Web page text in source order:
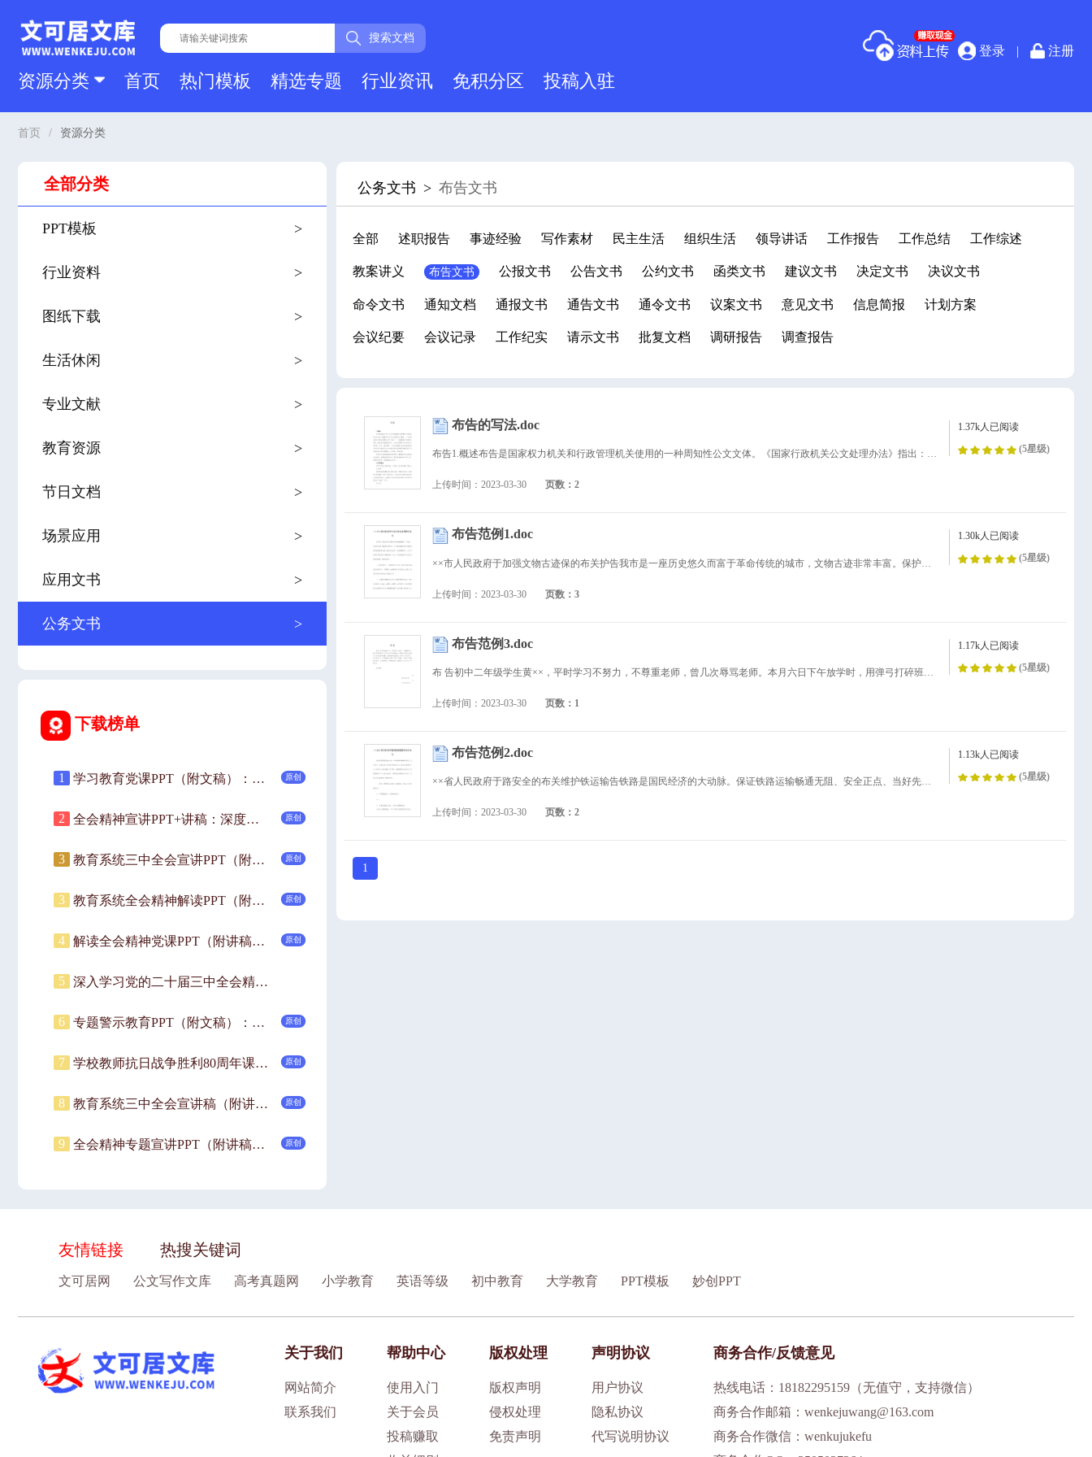
搜索文档
资源分类 首页 热门模板 精选专题 行业资讯 免积分区 投稿入驻
登录 | 注册
首页 / 资源分类
全部分类
PPT模板 >
行业资料 >
图纸下载 >
生活休闲 >
专业文献 >
教育资源 >
节日文档 >
场景应用 >
应用文书 >
公务文书 >
下载榜单
1 学习教育党课PPT（附文稿）：以镜为鉴，锤炼过硬作风，严守廉洁自律底线.pptx 原创
2 全会精神宣讲PPT+讲稿：深度解读党的二十届三中全会精神.pptx 原创
3 教育系统三中全会宣讲PPT（附讲稿）：深入领会二十届三中全会关于教育领域改革的新要求，坚持立德树人，深化教育综合改革.pptx 原创
3 教育系统全会精神解读PPT（附讲稿）：党的二十届三中全会引领下的教育领域改革新动向.pptx 原创
4 解读全会精神党课PPT（附讲稿）：深入学习党的二十届三中全会精神.pptx 原创
5 深入学习党的二十届三中全会精神专题党课ppt（含讲稿）.pptx
6 专题警示教育PPT（附文稿）：警惕违规吃喝小事，以案为鉴筑牢思想防线、严守纪律底线.pptx 原创
7 学校教师抗日战争胜利80周年课件(附文稿)—以史为鉴明志，砥砺青春奋进.pptx 原创
8 教育系统三中全会宣讲稿（附讲稿）：深入领会二十届三中全会关于教育领域改革的新要求，坚持立德树人，深化教育综合改革.pptx 原创
9 全会精神专题宣讲PPT（附讲稿）：深入学习领会党的二十届三中全会精神.pptx 原创
公务文书 > 布告文书
全部 述职报告 事迹经验 写作素材 民主生活 组织生活 领导讲话 工作报告 工作总结 工作综述
教案讲义 布告文书 公报文书 公告文书 公约文书 函类文书 建议文书 决定文书 决议文书
命令文书 通知文档 通报文书 通告文书 通令文书 议案文书 意见文书 信息简报 计划方案
会议纪要 会议记录 工作纪实 请示文书 批复文档 调研报告 调查报告
布告的写法.doc
布告1.概述布告是国家权力机关和行政管理机关使用的一种周知性公文文体。《国家行政机关公文处理办法》指出：公布应当遵守和周知的事项，用布告。这就指明了布告的公开性、强制性和规范性等特点。布告主要用于向人民群众公布政策、法令、重大事件，向群众宣传禁止某些妨害国家安全和公共利益的行为，告知某些需知道和遵守的事项等。布告的内容必须众所周知，人人遵守，违者必究。布告有公安部门的处罚判刑布告、国家机关和行政部门公布政策、法规的布告和为专门事项发布的布告之别。前一种属专用布告，后两种属通用布告。2.写作要点布告文体由三部分构成，即标题、正文和签署（落款）。(1)标题通用布告的标题多由三部分组成，它的发文机关、事由和文种类别（布告）是齐全的；但也有的只写发文机关和文种类别两部分。公安机关的专用布告更多的只在标题中标明文种布告二字。(2)正文布告的正文，因为是公之于众的，所以开头不必写受文机关与个人。直接按发布布告的缘由、布告的具体内容及结束语的顺序行文。缘由的说明一般要简明扼要，深入浅出。布告具体内容的写作一般要分条列出，条理清楚，有话则长，话少则短，不能强求一律。布告正文的结束处一般均应用此布、特此布告或此布从××日起生效之类用语作结，以示其严肃性。3.签署发文机关（盖章）、日期。布告是公之于众，人人须知的公文，所以具体明白、准确鲜明、通俗易懂是其基本的写作要求。
上传时间：2023-03-30 页数：2
1.37k人已阅读
(5星级)
布告范例1.doc
上传时间：2023-03-30 页数：3
1.30k人已阅读
(5星级)
布告范例3.doc
上传时间：2023-03-30 页数：1
1.17k人已阅读
(5星级)
布告范例2.doc
××省人民政府于路安全的布关维护铁运输告铁路是国民经济的大动脉。保证铁路运输畅通无阻、安全正点、当好先行，是关系到我国社会主义现代化建设和广大人民群众切身利益的一件大事。为维护铁路运输秩序，保障国家财产和人民生命安全，根据宪法和国家有关法令、条例以及铁路规章，特布告如下：一、旅客一律凭票进候车室，验票进站，其他人员不得擅自进入。二、严禁爬乘货车、无票乘坐客车。……十、不准在铁路上放牧、玩耍和放置障碍物。凡违反上述规定的，广大人民群众有权协助公安机关和铁路部门进行劝告和制止。对不听劝告和造成严重后果的，公安机关将根据《中华人民共和国治安管理处罚条例》和《刑法》分别予以警告、罚款、拘留，直至追究刑事责任。特此布告××省人民政府××年×月×日
上传时间：2023-03-30 页数：2
1.13k人已阅读
(5星级)
1
友情链接 热搜关键词
文可居网 公文写作文库 高考真题网 小学教育 英语等级 初中教育 大学教育 PPT模板 妙创PPT
关于我们
网站简介
联系我们
帮助中心
使用入门
关于会员
投稿赚取
版权处理
版权声明
侵权处理
免责声明
声明协议
用户协议
隐私协议
代写说明协议
商务合作/反馈意见
热线电话：18182295159（无值守，支持微信）
商务合作邮箱：wenkejuwang@163.com
商务合作微信：wenkujukefu